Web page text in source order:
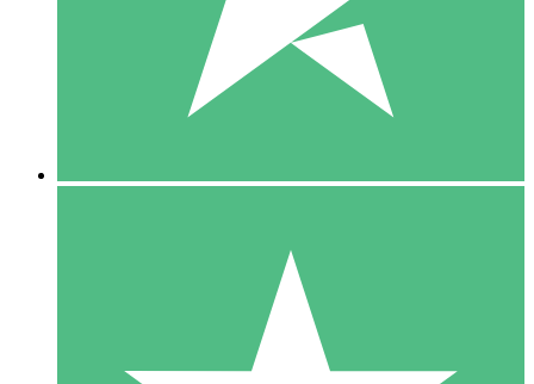
1 Nedladdningar
10 00
10 Nedladdningar
20 00